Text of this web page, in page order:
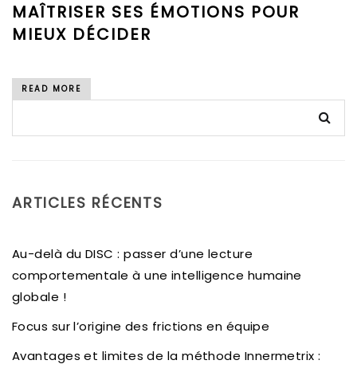
MAÎTRISER SES ÉMOTIONS POUR
MIEUX DÉCIDER
READ MORE
ARTICLES RÉCENTS
Au-delà du DISC : passer d’une lecture
comportementale à une intelligence humaine
globale !
Focus sur l’origine des frictions en équipe
Avantages et limites de la méthode Innermetrix :